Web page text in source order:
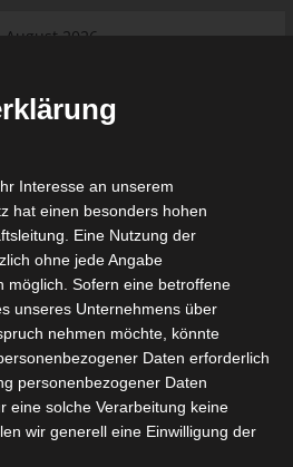
August 2026
am 22. und 23. August
an
1 Pro: Spielplan der ersten 15
der Saison 2026/2027
2 Pro Tunesien 2026/2027 –
beginnt am am 19./20.
2026
Sportgerichtshof
ab – AS Soliman
auf die Ligue 2 zu
Ligafußball
Ireland Limited, Gordon House, Barrow
Ihre Zustimmung. Es werden seitens
und gespeichert. Welche Daten genau
Datenschutzbedingungen.
Interesse an unserem
hat einen besonders hohen
Eine Nutzung der
ohne jede Angabe
möglich. Sofern eine betroffene
unseres Unternehmens über
nehmen möchte, könnte
Daten erforderlich
personenbezogener Daten
eine solche Verarbeitung keine
wir generell eine Einwilligung der